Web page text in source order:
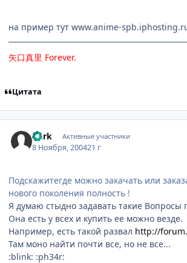
на пример тут www.anime-
矢口真里 Forever.
Цитата
Dark Активные участники
8 Ноября, 200421 г
Подскажитегде можно закачать или
нового поколения полность !
Я думаю стыдно задавать такие Вопросы
Она есть у всех и купить ее можно везде.
Например, есть такой развал http://
Там моно найти почти все, но не все...
:blink: :ph34r: